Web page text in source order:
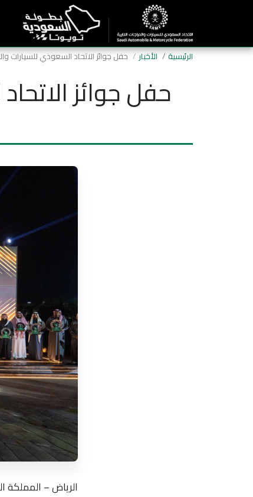
الرئيسية الأخبار حفل جوائز الاتحاد السعودي للسيارات
حفل جوائز
الرياض – المملكة العربية